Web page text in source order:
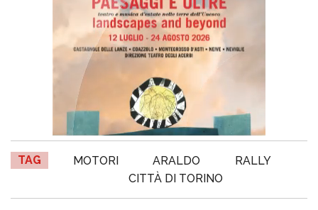
TAG MOTORI ARALDO
RALLY
CITTÀ DI TORINO